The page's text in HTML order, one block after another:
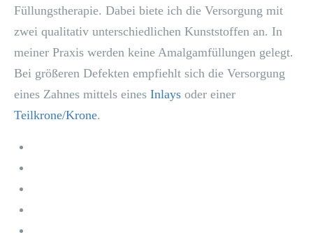
Füllungstherapie. Dabei biete ich die Versorgung mit
zwei qualitativ unterschiedlichen Kunststoffen an. In
meiner Praxis werden keine Amalgamfüllungen gelegt.
Bei größeren Defekten empfiehlt sich die Versorgung
eines Zahnes mittels eines Inlays oder einer
Teilkrone/Krone.